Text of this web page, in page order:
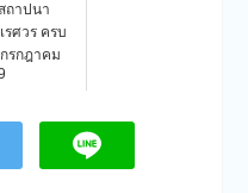
ถาปนา
ศวร ครบ
รกฎาคม